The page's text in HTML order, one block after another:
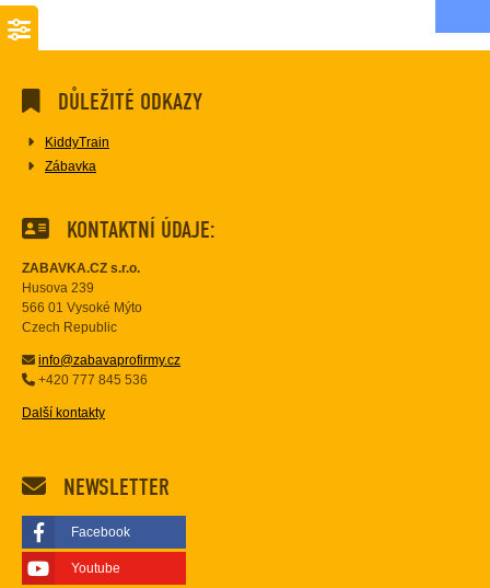
DŮLEŽITÉ ODKAZY
KiddyTrain
Zábavka
KONTAKTNÍ ÚDAJE:
ZABAVKA.CZ s.r.o.
Husova 239
566 01 Vysoké Mýto
Czech Republic
info@zabavaprofirmy.cz
+420 777 845 536
Další kontakty
NEWSLETTER
Facebook
Youtube